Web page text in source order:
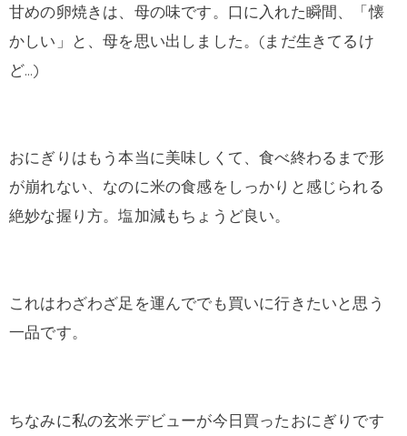
甘めの卵焼きは、母の味です。口に入れた瞬間、「懐
かしい」と、母を思い出しました。(まだ生きてるけ
ど…)
おにぎりはもう本当に美味しくて、食べ終わるまで形
が崩れない、なのに米の食感をしっかりと感じられる
絶妙な握り方。塩加減もちょうど良い。
これはわざわざ足を運んででも買いに行きたいと思う
一品です。
ちなみに私の玄米デビューが今日買ったおにぎりです